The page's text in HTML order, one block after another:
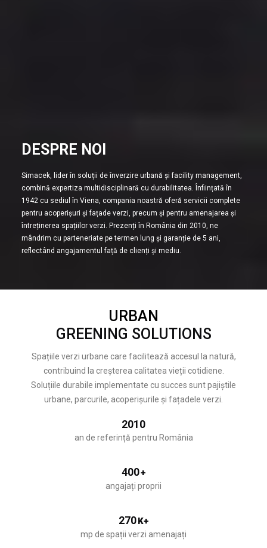
DESPRE NOI
Simacek, lider în soluții de înverzire urbană și facility management,
combină expertiza multidisciplinară cu durabilitatea. Înființată în
1942 cu sediul în Viena, compania noastră oferă servicii complete
pentru acoperișuri și fațade verzi, precum și pentru amenajarea și
întreținerea spațiilor verzi. Prezenți în România din 2010, ne
mândrim cu parteneriate pe termen lung și garanție de 5 ani,
reflectând angajamentul față de clienți și mediu.
URBAN
GREENING SOLUTIONS
Spațiile verzi urbane care facilitează accesul la natură,
contribuind la creșterea calitatea vieții cotidiene.
Soluțiile durabile implementate cu succes sunt pajiștile
urbane, parcurile, acoperișurile și fațadele verzi.
2010
an de referință pentru România
400+
angajați proprii
270K+
mp de spații verzi amenajați